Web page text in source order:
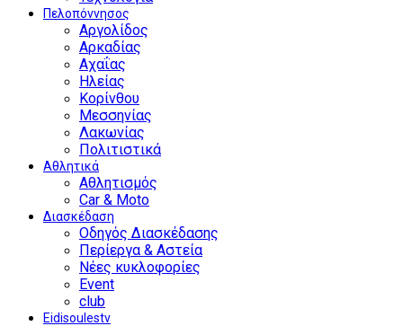
Πελοπόννησος
Αργολίδος
Αρκαδίας
Αχαΐας
Ηλείας
Κορίνθου
Μεσσηνίας
Λακωνίας
Πολιτιστικά
Αθλητικά
Αθλητισμός
Car & Moto
Διασκέδαση
Οδηγός Διασκέδασης
Περίεργα & Αστεία
Νέες κυκλοφορίες
Event
club
Eidisoulestv